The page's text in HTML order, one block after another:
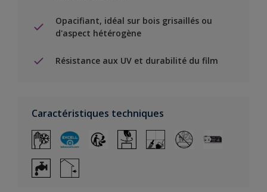
Opacifiant, idéal sur bois grisaillés ou
d'aspect hétérogène
Résistance aux UV et durabilité du film
Caractéristiques techniques